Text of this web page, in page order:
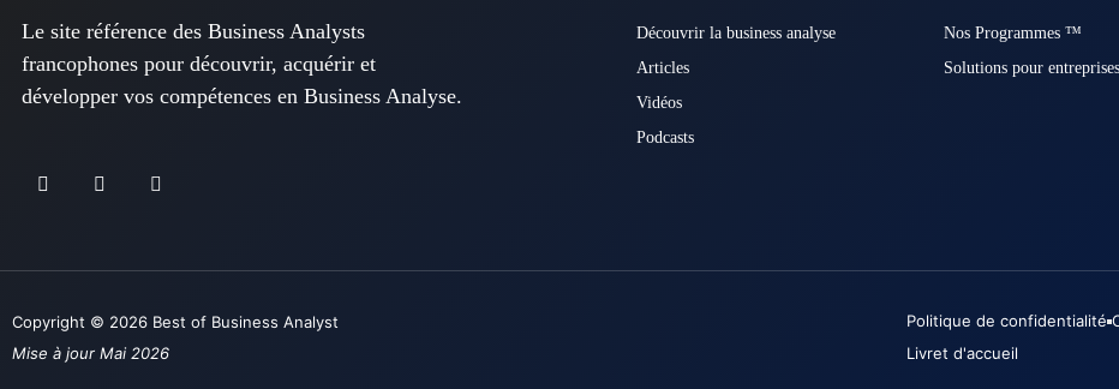
Le site référence des Business Analysts
francophones pour découvrir, acquérir et
développer vos compétences en Business Analyse.
Découvrir la business analyse
Articles
Vidéos
Podcasts
Nos Programmes ™️
Solutions pour entreprises
Copyright © 2026 Best of Business Analyst
Mise à jour Mai 2026
Politique de confidentialité
Livret d'accueil